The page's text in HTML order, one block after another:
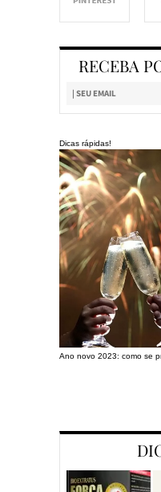
RECEBA
Dicas rápidas!
Ano novo 2023: como se